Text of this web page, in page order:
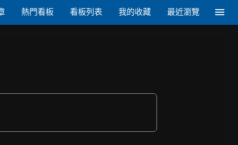
熱門看板 看板列表 我的收藏 最近瀏覽